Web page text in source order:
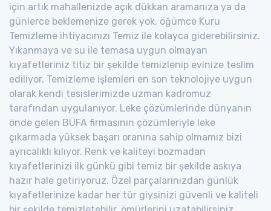
için artık mahallenizde açık dükkan aramanıza ya da
günlerce beklemenize gerek yok. öğümce Kuru
Temizleme ihtiyacınızı Temiz ile kolayca giderebilirsiniz.
Yıkanmaya ve su ile temasa uygun olmayan
kıyafetleriniz titiz bir şekilde temizlenip evinize teslim
ediliyor. Temizleme işlemleri en son teknolojiye uygun
olarak kendi tesislerimizde uzman kadromuz
tarafından uygulanıyor. Leke çözümlerinde dünyanın
önde gelen BÜFA firmasının çözümleriyle leke
çıkarmada yüksek başarı oranına sahip olmamız bizi
ayrıcalıklı kılıyor. Renk ve kaliteyi bozmadan
kıyafetlerinizi ilk günkü gibi temiz bir şekilde askıya
hazır hale getiriyoruz. Özel parçalarınızdan günlük
kıyafetlerinize kadar her tür giysinizi güvenli ve kaliteli